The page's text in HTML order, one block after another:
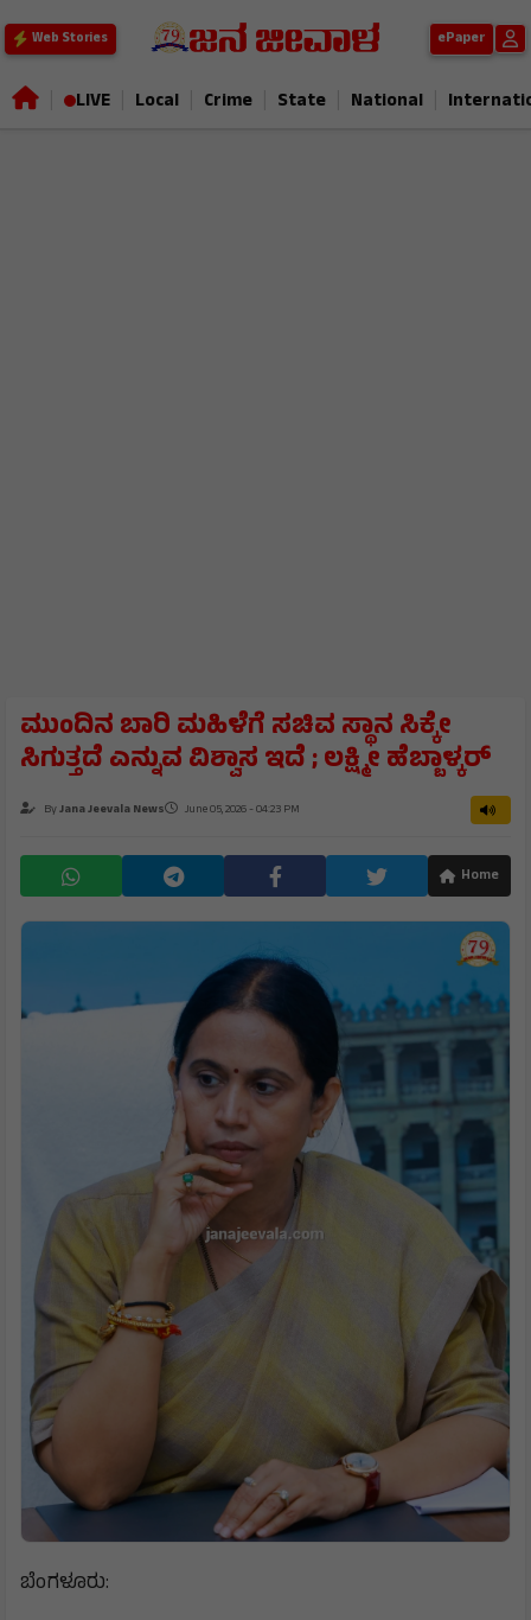
Web Stories ePaper
LIVE Local Crime State National
ಮುಂದಿನ ಬಾರಿ ಮಹಿಳೆಗೆ ಸಚಿವ ಸ್ಥಾನ ಸಿಕ್ಕೇ
ಸಿಗುತ್ತದೆ ಎನ್ನುವ ವಿಶ್ವಾಸ ಇದೆ ; ಲಕ್ಷ್ಮೀ ಹೆಬ್ಬಾಳ್ಕರ್
ByJana Jeevala News June 05, 2026 - 04:23 PM
Home
ಬೆಂಗಳೂರು: